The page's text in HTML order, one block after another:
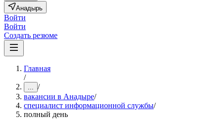
Анадырь
Войти
Войти
Создать резюме
Главная
/
... /
вакансии в Анадыре/
специалист информационной службы/
полный день